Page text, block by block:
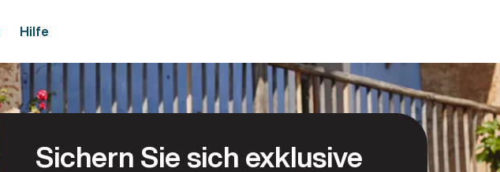
Hilfe
Sichern Sie sich exklusive